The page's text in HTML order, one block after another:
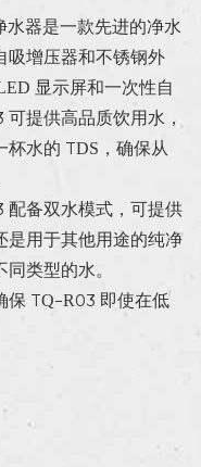
水器是一款先进的净水
吸增压器和不锈钢外
显示屏和一次性自
提供高品质饮用水，
杯水的 TDS，确保从
配备双水模式，可提供
是用于其他用途的纯净
类型的水。
保 TQ-R03 即使在低